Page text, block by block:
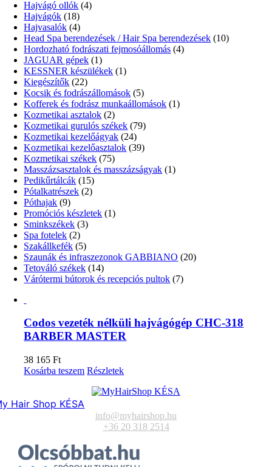
Hajvágó ollók (4)
Hajvágók (18)
Hajvasalók (4)
Head Spa berendezések / Hair Spa berendezések (10)
Hordozható fodrászati fejmosóállomás (4)
JAGUAR gépek (1)
KESSNER készülékek (1)
Kiegészítők (22)
Kocsik és fodrászállomások (5)
Kofferek és fodrász munkaállomások (1)
Kozmetikai asztalok (2)
Kozmetikai gurulós székek (79)
Kozmetikai kezelőágyak (24)
Kozmetikai kezelőasztalok (39)
Kozmetikai székek (75)
Masszázsasztalok és masszázságyak (1)
Pedikűrtálcák (15)
Pótalkatrészek (2)
Póthajak (9)
Promóciós készletek (1)
Sminkszékek (3)
Spa fotelek (2)
Szakállkefék (5)
Szaunák és infraszezonok GABBIANO (20)
Tetováló székek (14)
Várótermi bútorok és recepciós pultok (7)
Codos vezeték nélküli hajvágógép CHC-318
BARBER MASTER
38 165Ft
Kosárba teszem Részletek
Hair Shop KÉSA
info@myhairshop.hu
+36 20 318 2514